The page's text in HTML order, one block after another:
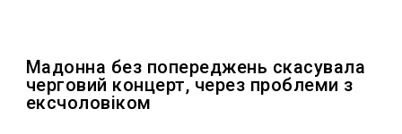
Мадонна без попереджень скасувала
черговий концерт, через проблеми з
ексчоловіком